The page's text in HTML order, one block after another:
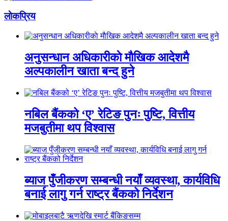
लाेकप्रिय
अनुसन्धान अधिकारीकाे माैखिक आदेशमै
अल्पकालीन खाता बन्द हुने
नबिल बैंकको ‘ए’ रेटिङ पुनः पुष्टि, वित्तीय
मजबुतीमा थप विश्वास
ब्याज पुँजीकरण सम्बन्धी नयाँ व्यवस्था, कार्यविधि
बनाई लागु गर्न राष्ट्र बैंकको निर्देशन